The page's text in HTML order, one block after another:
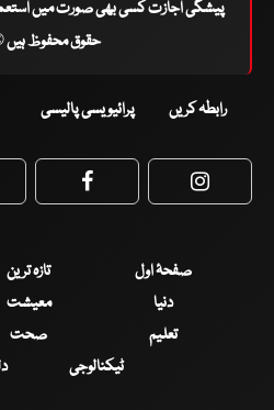
پیشگی اجازت کسی بھی صورت میں
حقوق محفوظ ہیں ©
رابطہ کریں پرائیویسی پالیسی
Facebook
صفحۂ اول تازہ ترین
دنیا
معیشت
تعلیم
صحت
ٹیکنالوجی